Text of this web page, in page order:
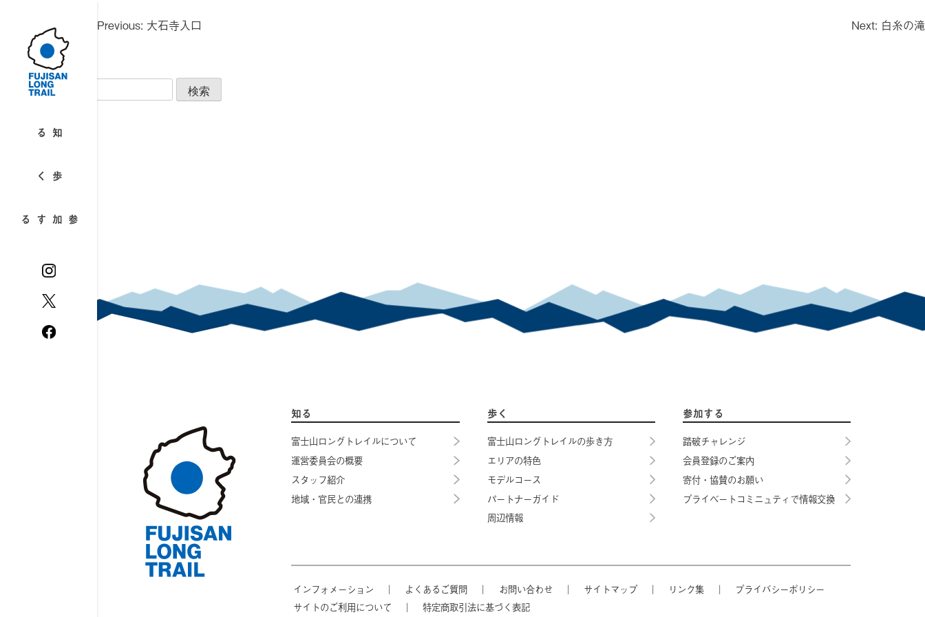
content
知る
歩く
参加する
投
ビ
Previous: 大石寺入口 Next: 白糸の滝
最近のコメント
カテゴリーなし
ログイン
投稿フィード
コメントフィード
WordPress.org
知る
富士山ロングトレイルについて
運営委員会の概要
スタッフ紹介
地域・官民との連携
歩く
富士山ロングトレイルの歩き方
エリアの特色
モデルコース
パートナーガイド
周辺情報
参加する
踏破チャレンジ
会員登録のご案内
寄付・協賛のお願い
プライベートコミニュティで情報交換
インフォメーション ｜ よくあるご質問 ｜ お問い合わせ ｜ サイトマップ ｜ リンク集 ｜
プライバシーポリシー
サイトのご利用について
｜ 特定商取引法に基づく表記